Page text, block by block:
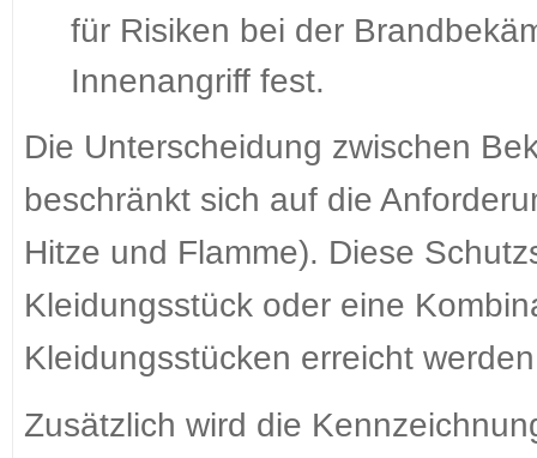
für Risiken bei der
Innenangriff fest.
Die Unterscheidung zwischen
beschränkt sich auf die
Hitze und Flamme). Diese
Kleidungsstück oder eine
Kleidungsstücken erreicht
Zusätzlich wird die